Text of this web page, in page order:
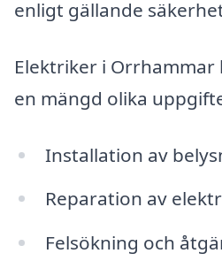
enligt gällande
Elektriker i Orrhammar
en mängd olika
Installation av
Reparation av
Felsökning och